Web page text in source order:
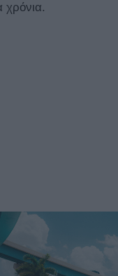
χρόνια.